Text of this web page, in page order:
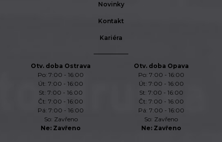
Novinky
Kontakt
Kariéra
Otv. doba Ostrava
Po: 7:00 - 16:00
Út: 7:00 - 16:00
St: 7:00 - 16:00
Čt: 7:00 - 16:00
Pá: 7:00 - 16:00
So: Zavřeno
Ne: Zavřeno
Otv. doba Opava
Po: 7:00 - 16:00
Út: 7:00 - 16:00
St: 7:00 - 16:00
Čt: 7:00 - 16:00
Pá: 7:00 - 16:00
So: Zavřeno
Ne: Zavřeno